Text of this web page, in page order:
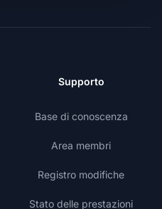
Supporto
Base di conoscenza
Area membri
Registro modifiche
Stato delle prestazioni